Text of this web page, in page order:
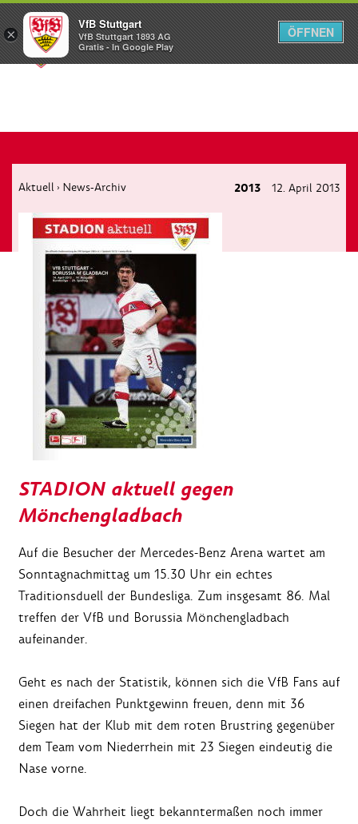
Menü
Aktuell › News-Archiv 2013 12. April 2013
STADION aktuell gegen
Mönchengladbach
Auf die Besucher der Mercedes-Benz Arena wartet am
Sonntagnachmittag um 15.30 Uhr ein echtes
Traditionsduell der Bundesliga. Zum insgesamt 86. Mal
treffen der VfB und Borussia Mönchengladbach
aufeinander.
Geht es nach der Statistik, können sich die VfB Fans auf
einen dreifachen Punktgewinn freuen, denn mit 36
Siegen hat der Klub mit dem roten Brustring gegenüber
dem Team vom Niederrhein mit 23 Siegen eindeutig die
Nase vorne.
Doch die Wahrheit liegt bekanntermaßen noch immer
×
VfB Stuttgart
VfB Stuttgart 1893 AG
Gratis - In Google Play
ÖFFNEN